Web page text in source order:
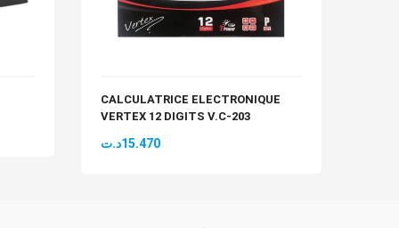
CALCULATRICE ELECTRONIQUE
VERTEX 12 DIGITS V.C-203
15.470د.ت